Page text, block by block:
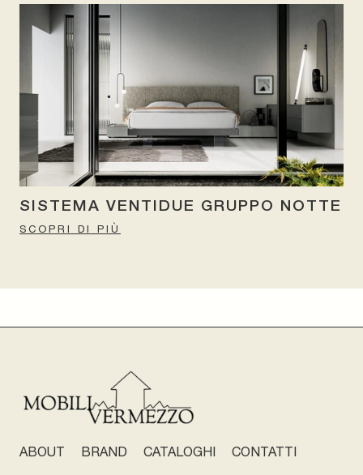
SISTEMA VENTIDUE GRUPPO NOTTE
SCOPRI DI PIÙ
ABOUT BRAND CATALOGHI CONTATTI